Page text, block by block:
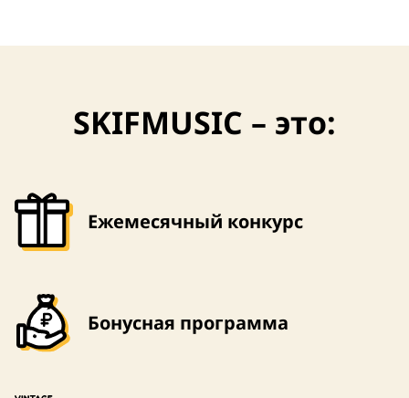
SKIFMUSIC – это:
Ежемесячный конкурс
Бонусная программа